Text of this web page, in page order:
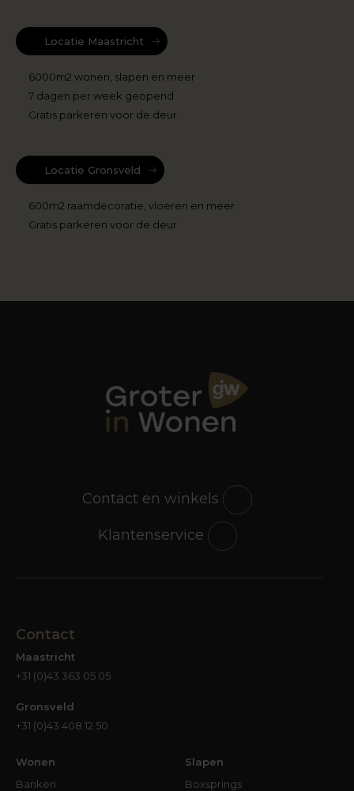
Locatie Maastricht
6000m2 wonen, slapen en meer
7 dagen per week geopend
Gratis parkeren voor de deur
Locatie Gronsveld
600m2 raamdecoratie, vloeren en meer
Gratis parkeren voor de deur
Contact en winkels
Klantenservice
Contact
Maastricht
+31 (0)43 363 05 05
Gronsveld
+31 (0)43 408 12 50
Wonen
Banken
Slapen
Boxsprings